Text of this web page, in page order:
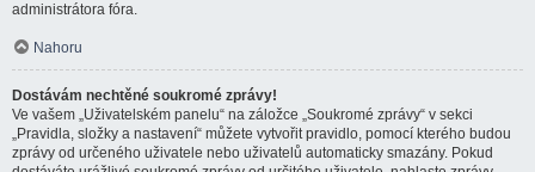
administrátora fóra.
Nahoru
Dostávám nechtěné soukromé zprávy!
Ve vašem „Uživatelském panelu“ na záložce „Soukromé zprávy“ v sekci
„Pravidla, složky a nastavení“ můžete vytvořit pravidlo, pomocí kterého budou
zprávy od určeného uživatele nebo uživatelů automaticky smazány. Pokud